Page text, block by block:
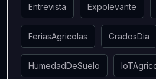
Entrevista Expolevante
FeriasAgricolas GradosDia
HumedadDeSuelo